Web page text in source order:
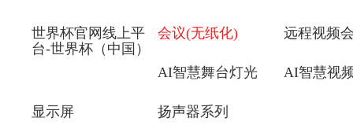
世界杯官网线上平
台-世界杯（中国）
会议(无纸化) 远程视频
AI智慧舞台灯光 AI智慧视
显示屏 扬声器系列